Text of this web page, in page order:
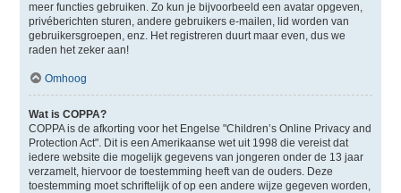
meer functies gebruiken. Zo kun je bijvoorbeeld een avatar opgeven,
privéberichten sturen, andere gebruikers e-mailen, lid worden van
gebruikersgroepen, enz. Het registreren duurt maar even, dus we
raden het zeker aan!
Omhoog
Wat is COPPA?
COPPA is de afkorting voor het Engelse "Children’s Online Privacy and
Protection Act". Dit is een Amerikaanse wet uit 1998 die vereist dat
iedere website die mogelijk gegevens van jongeren onder de 13 jaar
verzamelt, hiervoor de toestemming heeft van de ouders. Deze
toestemming moet schriftelijk of op een andere wijze gegeven worden,